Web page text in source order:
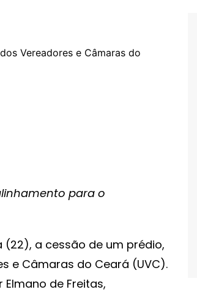
para o
a cessão de um prédio,
e Câmaras do Ceará (UVC).
de Freitas,